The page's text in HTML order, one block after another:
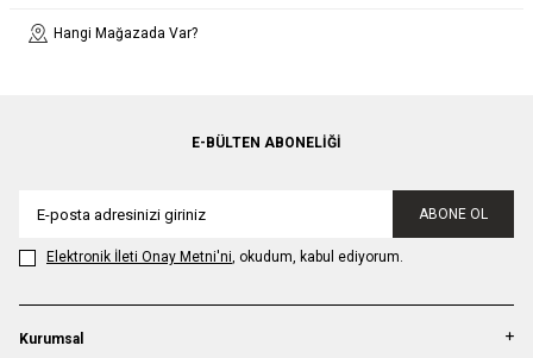
Hangi Mağazada Var?
E-BÜLTEN ABONELIĞI
ABONE OL
Elektronik İleti Onay Metni'ni, okudum, kabul ediyorum.
Kurumsal